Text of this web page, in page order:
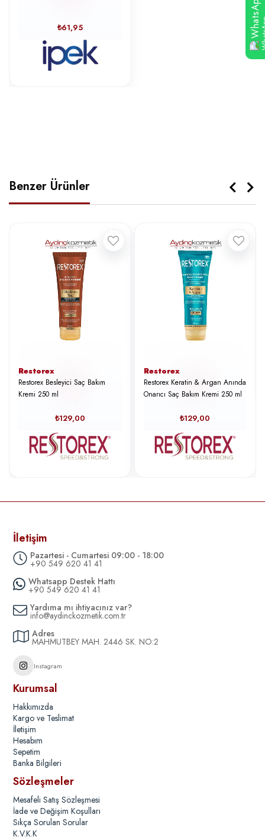
₺61,95
Benzer Ürünler
Restorex
Restorex Besleyici Saç Bakım
Kremi 250 ml
₺129,00
Restorex
Restorex Keratin & Argan Anında
Onarıcı Saç Bakım Kremi 250 ml
₺129,00
İletişim
Pazartesi - Cumartesi 09:00 - 18:00
+90 549 620 41 41
Whatsapp Destek Hattı
+90 549 620 41 41
Yardıma mı ihtiyacınız var?
info@aydinckozmetik.com.tr
Adres
MAHMUTBEY MAH. 2446 SK. NO:2
Instagram
Kurumsal
Hakkımızda
Kargo ve Teslimat
İletişim
Hesabım
Sepetim
Banka Bilgileri
Sözleşmeler
Mesafeli Satış Sözleşmesi
İade ve Değişim Koşulları
Sıkça Sorulan Sorular
K.V.K.K
WhatsApp